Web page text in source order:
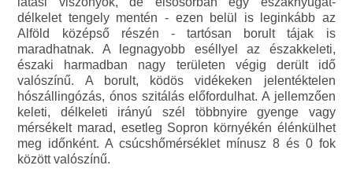
délkelet tengely mentén - ezen belül is leginkább az
Alföld középső részén - tartósan borult tájak is
maradhatnak. A legnagyobb eséllyel az északkeleti,
északi harmadban nagy területen végig derült idő
valószínű. A borult, ködös vidékeken jelentéktelen
hószállingózás, ónos szitálás előfordulhat. A jellemzően
keleti, délkeleti irányú szél többnyire gyenge vagy
mérsékelt marad, esetleg Sopron környékén élénkülhet
meg időnként. A csúcshőmérséklet mínusz 8 és 0 fok
között valószínű.